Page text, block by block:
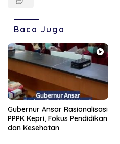
Baca Juga
Gubernur Ansar Rasionalisasi
PPPK Kepri, Fokus Pendidikan
dan Kesehatan